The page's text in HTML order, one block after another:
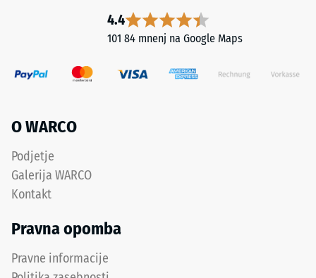
4.4
101 84 mnenj na Google Maps
O WARCO
Podjetje
Galerija WARCO
Kontakt
Pravna opomba
Pravne informacije